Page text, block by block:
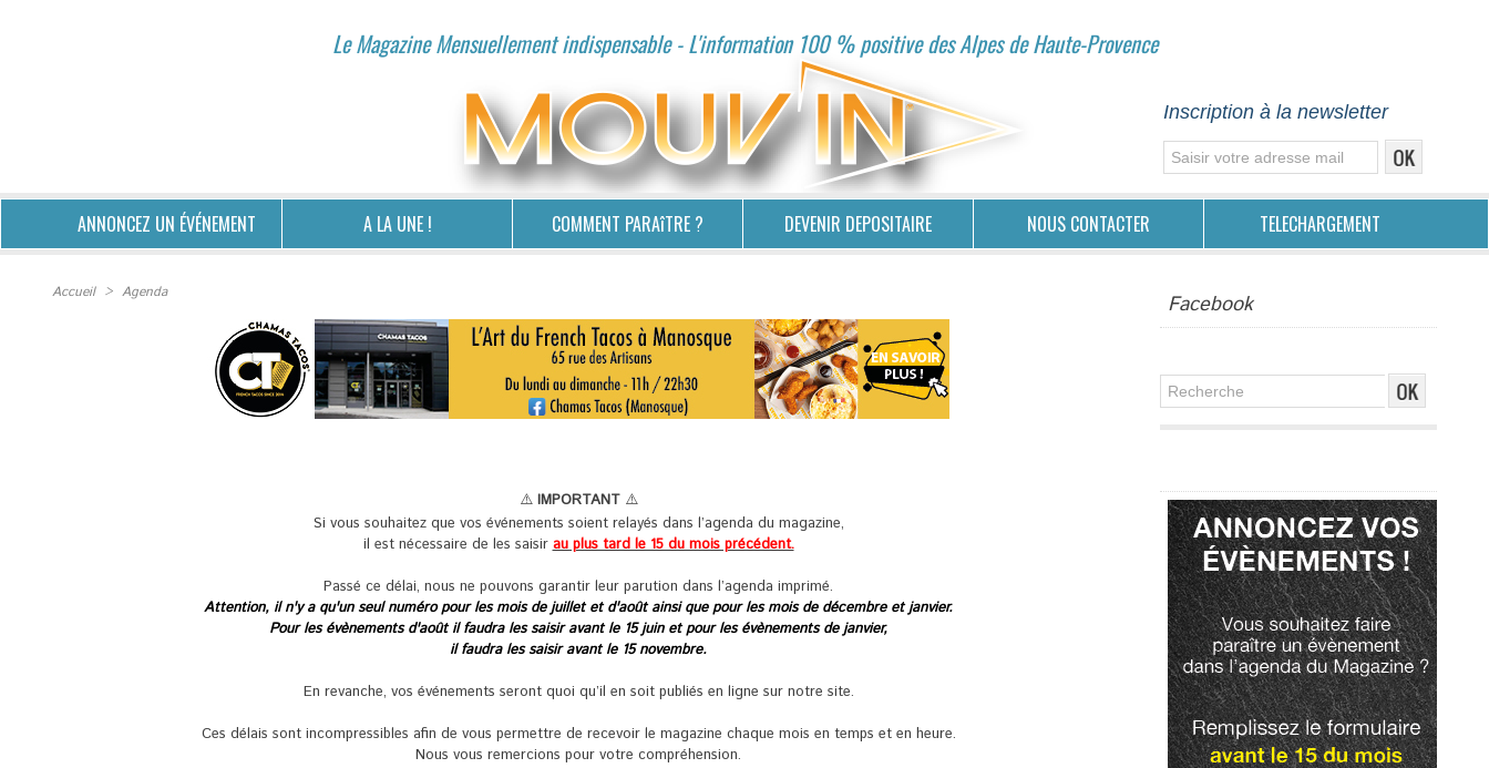
Le Magazine Mensuellement indispensable - L'information 100 % positive des Alpes de Haute-Provence
Inscription à la newsletter
ANNONCEZ UN ÉVÉNEMENT A LA UNE ! COMMENT PARAîTRE ? DEVENIR DEPOSITAIRE NOUS CONTACTER TELECHARGEMENT
Accueil > Agenda
⚠️ IMPORTANT⚠️
Si vous souhaitez que vos événements soient relayés dans l’agenda du magazine,
il est nécessaire de les saisirau plus tard le 15 du mois précédent.
Passé ce délai, nous ne pouvons garantir leur parution dans l’agenda imprimé.
Attention, il n'y a qu'un seul numéro pour les mois de juillet et d'août ainsi que pour les mois de décembre et janvier.
Pour les évènements d'août il faudra les saisir avant le 15 juin et pour les évènements de janvier,
il faudra les saisir avant le 15 novembre.
En revanche, vos événements seront quoi qu’il en soit publiés en ligne sur notre site.
Ces délais sont incompressibles afin de vous permettre de recevoir le magazine chaque mois en temps et en heure.
Nous vous remercions pour votre compréhension.
Facebook